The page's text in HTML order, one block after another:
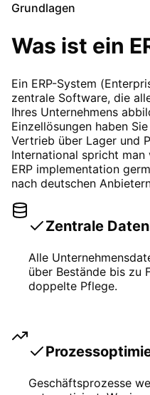
Grundlagen
Was ist ein
Ein ERP-System (
zentrale Software, die
Ihres Unternehmens
Einzellösungen haben
Vertrieb über Lager und
International spricht man
ERP implementation
nach deutschen
Zentrale
Alle
über Bestände bis zu
doppelte Pflege.
Geschäftsprozesse